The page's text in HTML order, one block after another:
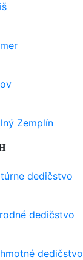
Zemplín
dedičstvo
dedičstvo
dedičstvo